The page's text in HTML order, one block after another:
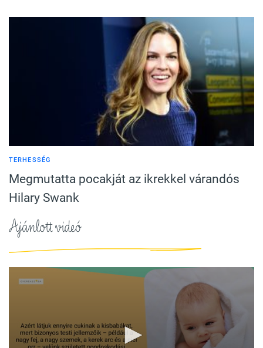
TERHESSÉG
Megmutatta pocakját az ikrekkel várandós
Hilary Swank
Ajánlott videó